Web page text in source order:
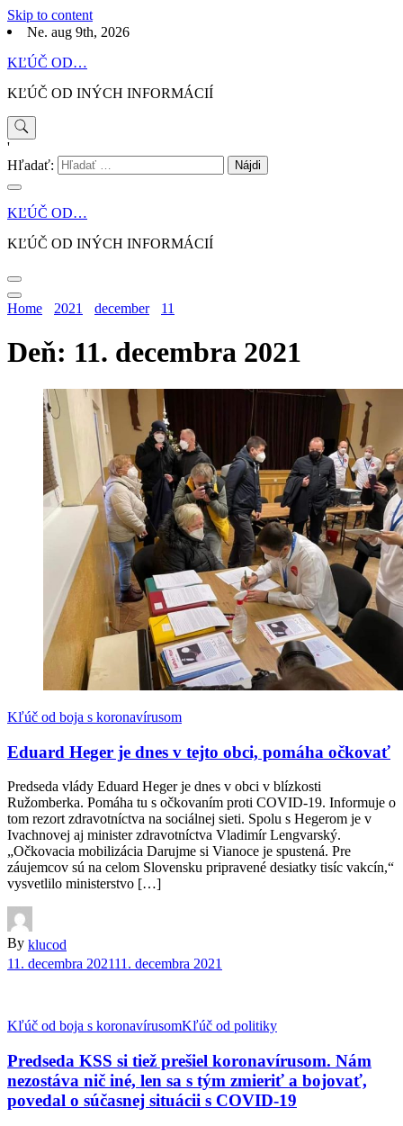
Skip to content
Ne. aug 9th, 2026
KĽÚČ OD…
KĽÚČ OD INÝCH INFORMÁCIÍ
'
Hľadať:
KĽÚČ OD…
KĽÚČ OD INÝCH INFORMÁCIÍ
Home 2021 december 11
Deň: 11. decembra 2021
Kľúč od boja s koronavírusom
Eduard Heger je dnes v tejto obci, pomáha očkovať
Predseda vlády Eduard Heger je dnes v obci v blízkosti
Ružomberka. Pomáha tu s očkovaním proti COVID-19. Informuje o
tom rezort zdravotníctva na sociálnej sieti. Spolu s Hegerom je v
Ivachnovej aj minister zdravotníctva Vladimír Lengvarský.
„Očkovacia mobilizácia Darujme si Vianoce je spustená. Pre
záujemcov sú na celom Slovensku pripravené desiatky tisíc vakcín,“
vysvetlilo ministerstvo […]
By klucod
11. decembra 202111. decembra 2021
Kľúč od boja s koronavírusomKľúč od politiky
Predseda KSS si tiež prešiel koronavírusom. Nám
nezostáva nič iné, len sa s tým zmieriť a bojovať,
povedal o súčasnej situácii s COVID-19